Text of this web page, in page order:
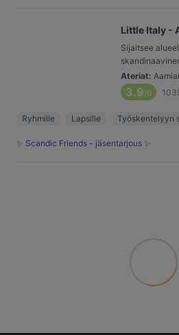
Little Italy -
Sijaitsee
Ateriat:
3.9/6
Ryhmille Lapsille Työskentelyyn
✨ Scandic Friends - jäsentarjous ✨